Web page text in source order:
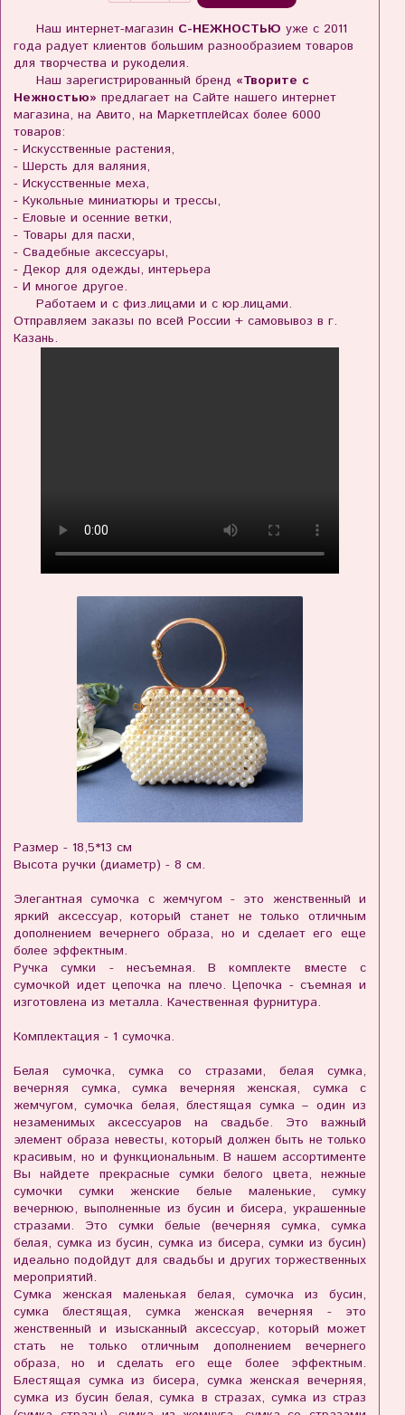
Наш интернет-магазин С-НЕЖНОСТЬЮ уже с 2011
года радует клиентов большим разнообразием товаров
для творчества и рукоделия.
Наш зарегистрированный бренд «Творите с
Нежностью» предлагает на Сайте нашего интернет
магазина, на Авито, на Маркетплейсах более 6000
товаров:
- Искусственные растения,
- Шерсть для валяния,
- Искусственные меха,
- Кукольные миниатюры и трессы,
- Еловые и осенние ветки,
- Товары для пасхи,
- Свадебные аксессуары,
- Декор для одежды, интерьера
- И многое другое.
Работаем и с физ.лицами и с юр.лицами.
Отправляем заказы по всей России + самовывоз в г.
Казань.
Размер - 18,5*13 см
Высота ручки (диаметр) - 8 см.
Элегантная сумочка с жемчугом - это женственный и
яркий аксессуар, который станет не только отличным
дополнением вечернего образа, но и сделает его еще
более эффектным.
Ручка сумки - несъемная. В комплекте вместе с
сумочкой идет цепочка на плечо. Цепочка - съемная и
изготовлена из металла. Качественная фурнитура.
Комплектация - 1 сумочка.
Белая сумочка, сумка со стразами, белая сумка,
вечерняя сумка, сумка вечерняя женская, сумка с
жемчугом, сумочка белая, блестящая сумка – один из
незаменимых аксессуаров на свадьбе. Это важный
элемент образа невесты, который должен быть не только
красивым, но и функциональным. В нашем ассортименте
Вы найдете прекрасные сумки белого цвета, нежные
сумочки сумки женские белые маленькие, сумку
вечернюю, выполненные из бусин и бисера, украшенные
стразами. Это сумки белые (вечерняя сумка, сумка
белая, сумка из бусин, сумка из бисера, сумки из бусин)
идеально подойдут для свадьбы и других торжественных
мероприятий.
Сумка женская маленькая белая, сумочка из бусин,
сумка блестящая, сумка женская вечерняя - это
женственный и изысканный аксессуар, который может
стать не только отличным дополнением вечернего
образа, но и сделать его еще более эффектным.
Блестящая сумка из бисера, сумка женская вечерняя,
сумка из бусин белая, сумка в стразах, сумка из страз